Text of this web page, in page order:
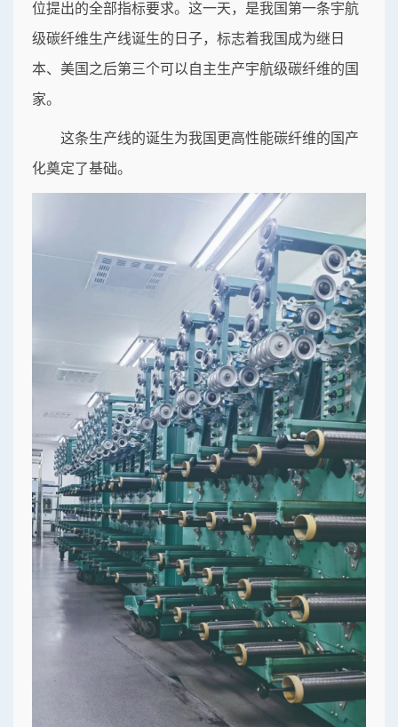
位提出的全部指标要求。这一天，是我国第一条宇航
级碳纤维生产线诞生的日子，标志着我国成为继日
本、美国之后第三个可以自主生产宇航级碳纤维的国
家。
这条生产线的诞生为我国更高性能碳纤维的国产
化奠定了基础。